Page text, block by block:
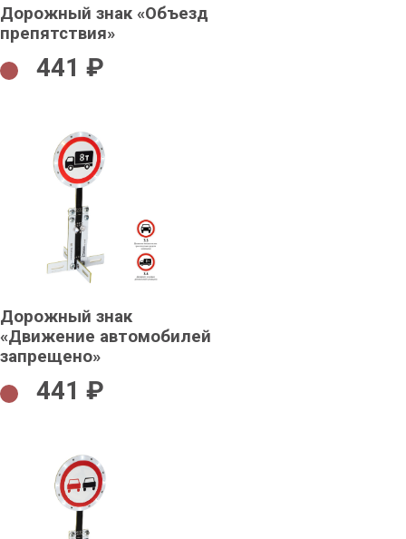
Дорожный знак «Объезд
препятствия»
441 ₽
Дорожный знак
«Движение автомобилей
запрещено»
441 ₽